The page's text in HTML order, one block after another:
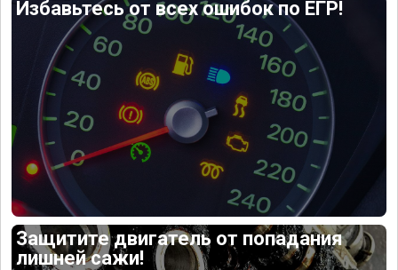
Избавьтесь от всех ошибок по ЕГР!
Защитите двигатель от попадания
лишней сажи!